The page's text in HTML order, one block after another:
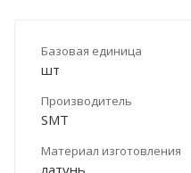
Базовая единица
шт
Производитель
SMT
Материал изготовления
латунь